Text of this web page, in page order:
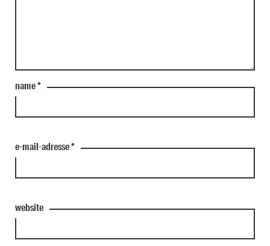
name*
e-mail-adresse*
website